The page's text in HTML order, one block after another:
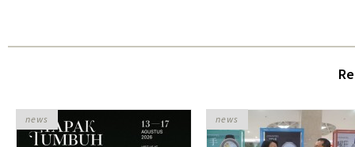
news news